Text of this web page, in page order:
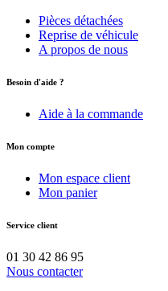
Pièces détachées
Reprise de véhicule
A propos de nous
Besoin d'aide ?
Aide à la commande
Mon compte
Mon espace client
Mon panier
Service client
01 30 42 86 95
Nous contacter